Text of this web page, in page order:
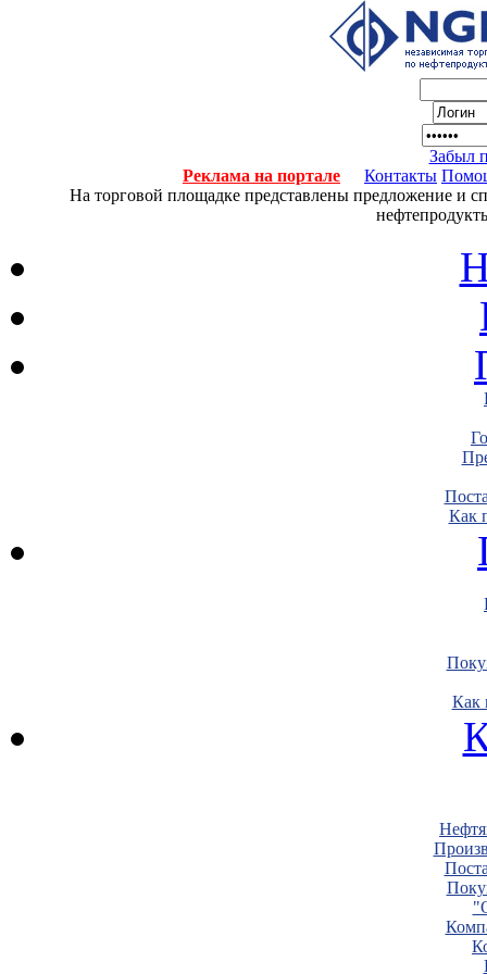
Забыл
Реклама на портале
Контакты
На торговой площадке представлены предложение и
Как
Как